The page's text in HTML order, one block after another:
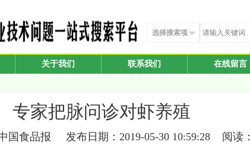
选择搜索项
关于我们 联系我们 在线留言
专家把脉问诊对虾养殖
国食品报 发布日期：2019-05-30 10:59:28 阅读：